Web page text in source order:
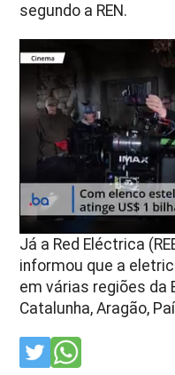
segundo a REN.
Já a Red Eléctrica
informou que a
em várias regiões da
Catalunha, Aragão,